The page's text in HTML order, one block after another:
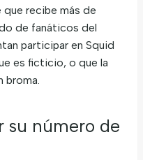
que recibe más de
de fanáticos del
participar en Squid
es ficticio, o que la
broma.
su número de